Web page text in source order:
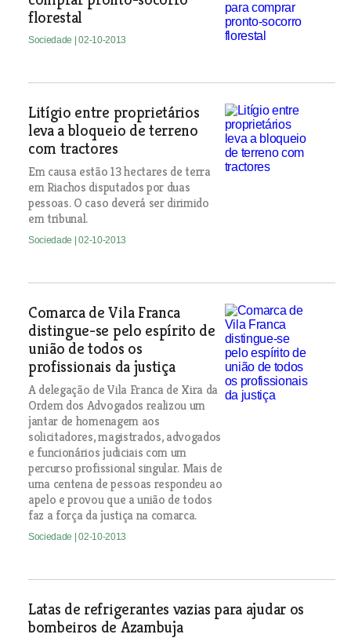
florestal
Sociedade | 02-10-2013
Litígio entre proprietários
leva a bloqueio de terreno
com tractores
Em causa estão 13 hectares de terra
em Riachos disputados por duas
pessoas. O caso deverá ser dirimido
em tribunal.
Sociedade | 02-10-2013
Comarca de Vila Franca
distingue-se pelo espírito de
união de todos os
profissionais da justiça
A delegação de Vila Franca de Xira da
Ordem dos Advogados realizou um
jantar de homenagem aos
solicitadores, magistrados, advogados
e funcionários judiciais com um
percurso profissional singular. Mais de
uma centena de pessoas respondeu ao
apelo e provou que a união de todos
faz a força da justiça na comarca.
Sociedade | 02-10-2013
Latas de refrigerantes vazias para ajudar os
bombeiros de Azambuja